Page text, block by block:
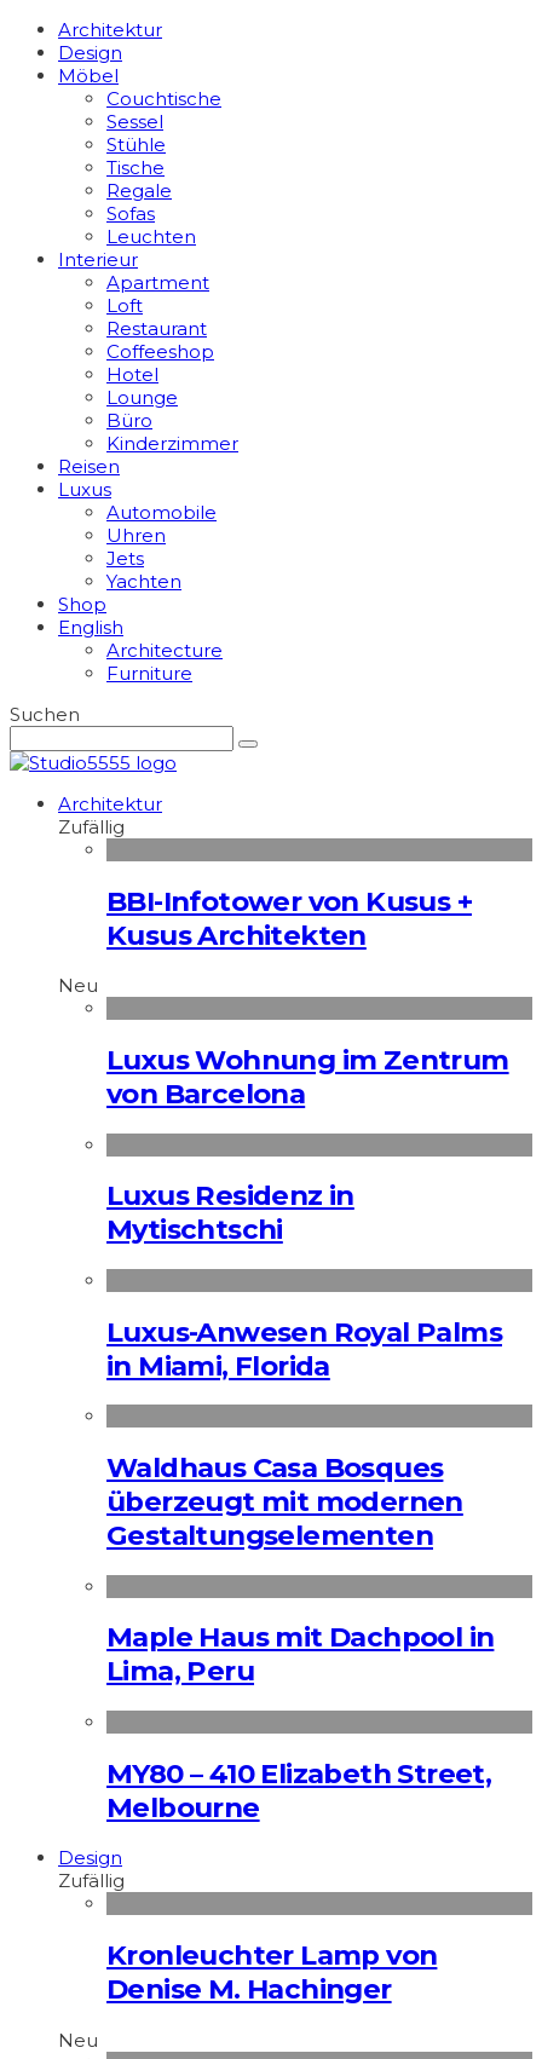
Architektur
Design
Möbel
Couchtische
Sessel
Stühle
Tische
Regale
Sofas
Leuchten
Interieur
Apart­ment
Loft
Restaurant
Coffeeshop
Hotel
Lounge
Büro
Kinderzimmer
Reisen
Luxus
Automobile
Uhren
Jets
Yachten
Shop
English
Architecture
Furniture
Suchen
Architektur
Zufällig
BBI-Infotower von Kusus +
Kusus Architekten
Neu
Luxus Wohnung im Zentrum
von Barcelona
Luxus Residenz in
Mytischtschi
Luxus-Anwesen Royal Palms
in Miami, Florida
Waldhaus Casa Bosques
überzeugt mit modernen
Gestaltungselementen
Maple Haus mit Dachpool in
Lima, Peru
MY80 – 410 Elizabeth Street,
Melbourne
Design
Zufällig
Kronleuchter Lamp von
Denise M. Hachinger
Neu